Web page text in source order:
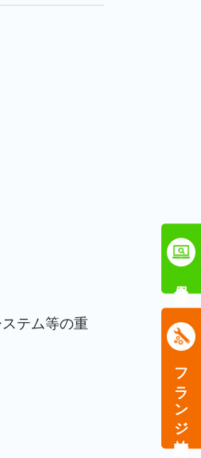
テム等の重
フランジ技能講習